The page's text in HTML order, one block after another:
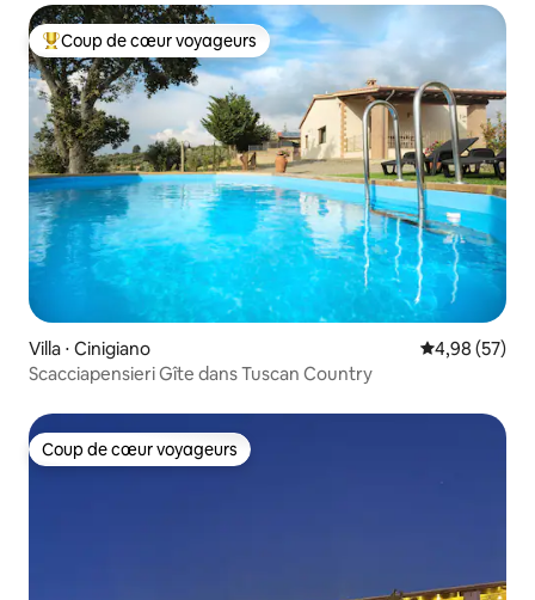
Coups de cœur voyageurs les plus appréciés
Coup de cœur voyageurs
Villa ⋅ Cinigiano Évaluation
4,98 (57)
Scacciapensieri Gîte dans Tuscan Country
Coup de cœur voyageurs
Coup de cœur voyageurs